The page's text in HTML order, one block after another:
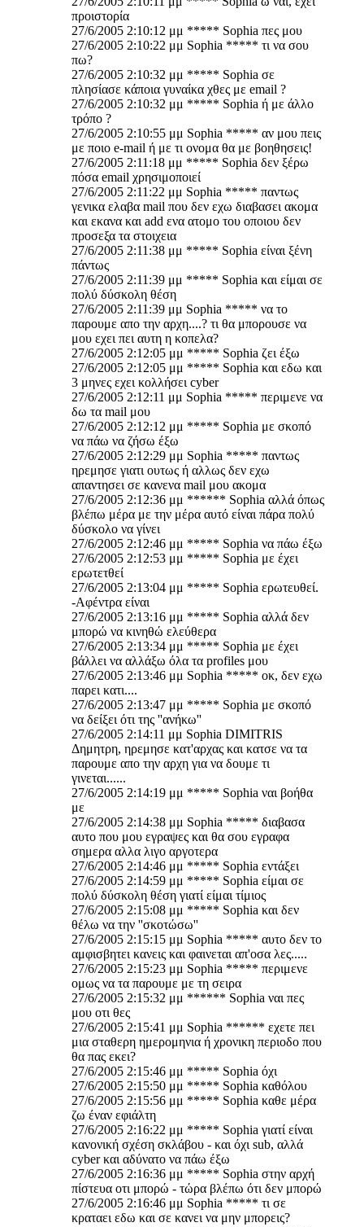
προιστορία
27/6/2005 2:10:12 μμ ***** Sophia πες μου
27/6/2005 2:10:22 μμ Sophia ***** τι να σου
πω?
27/6/2005 2:10:32 μμ ***** Sophia σε
πλησίασε κάποια γυναίκα χθες με email ?
27/6/2005 2:10:32 μμ ***** Sophia ή με άλλο
τρόπο ?
27/6/2005 2:10:55 μμ Sophia ***** αν μου πεις
με ποιο e-mail ή με τι ονομα θα με βοηθησεις!
27/6/2005 2:11:18 μμ ***** Sophia δεν ξέρω
πόσα email χρησιμοποιεί
27/6/2005 2:11:22 μμ Sophia ***** παντως
γενικα ελαβα mail που δεν εχω διαβασει ακομα
και εκανα και add ενα ατομο του οποιου δεν
προσεξα τα στοιχεια
27/6/2005 2:11:38 μμ ***** Sophia είναι ξένη
πάντως
27/6/2005 2:11:39 μμ ***** Sophia και είμαι σε
πολύ δύσκολη θέση
27/6/2005 2:11:39 μμ Sophia ***** να το
παρουμε απο την αρχη....? τι θα μπορουσε να
μου εχει πει αυτη η κοπελα?
27/6/2005 2:12:05 μμ ***** Sophia ζει έξω
27/6/2005 2:12:05 μμ ***** Sophia και εδω και
3 μηνες εχει κολλήσει cyber
27/6/2005 2:12:11 μμ Sophia ***** περιμενε να
δω τα mail μου
27/6/2005 2:12:12 μμ ***** Sophia με σκοπό
να πάω να ζήσω έξω
27/6/2005 2:12:29 μμ Sophia ***** παντως
ηρεμησε γιατι ουτως ή αλλως δεν εχω
απαντησει σε κανενα mail μου ακομα
27/6/2005 2:12:36 μμ ****** Sophia αλλά όπως
βλέπω μέρα με την μέρα αυτό είναι πάρα πολύ
δύσκολο να γίνει
27/6/2005 2:12:46 μμ ***** Sophia να πάω έξω
27/6/2005 2:12:53 μμ ***** Sophia με έχει
ερωτετθεί
27/6/2005 2:13:04 μμ ***** Sophia ερωτευθεί.
-Αφέντρα είναι
27/6/2005 2:13:16 μμ ***** Sophia αλλά δεν
μπορώ να κινηθώ ελεύθερα
27/6/2005 2:13:34 μμ ***** Sophia με έχει
βάλλει να αλλάξω όλα τα profiles μου
27/6/2005 2:13:46 μμ Sophia ***** οκ, δεν εχω
παρει κατι....
27/6/2005 2:13:47 μμ ***** Sophia με σκοπό
να δείξει ότι της ''ανήκω''
27/6/2005 2:14:11 μμ Sophia DIMITRIS
Δημητρη, ηρεμησε κατ'αρχας και κατσε να τα
παρουμε απο την αρχη για να δουμε τι
γινεται......
27/6/2005 2:14:19 μμ ***** Sophia ναι βοήθα
με
27/6/2005 2:14:38 μμ Sophia ***** διαβασα
αυτο που μου εγραψες και θα σου εγραφα
σημερα αλλα λιγο αργοτερα
27/6/2005 2:14:46 μμ ***** Sophia εντάξει
27/6/2005 2:14:59 μμ ***** Sophia είμαι σε
πολύ δύσκολη θέση γιατί είμαι τίμιος
27/6/2005 2:15:08 μμ ***** Sophia και δεν
θέλω να την ''σκοτώσω''
27/6/2005 2:15:15 μμ Sophia ***** αυτο δεν το
αμφισβητει κανεις και φαινεται απ'οσα λες.....
27/6/2005 2:15:23 μμ Sophia ***** περιμενε
ομως να τα παρουμε με τη σειρα
27/6/2005 2:15:32 μμ ****** Sophia ναι πες
μου οτι θες
27/6/2005 2:15:41 μμ Sophia ****** εχετε πει
μια σταθερη ημερομηνια ή χρονικη περιοδο που
θα πας εκει?
27/6/2005 2:15:46 μμ ***** Sophia όχι
27/6/2005 2:15:50 μμ ***** Sophia καθόλου
27/6/2005 2:15:56 μμ ***** Sophia καθε μέρα
ζω έναν εφιάλτη
27/6/2005 2:16:22 μμ ***** Sophia γιατί είναι
κανονική σχέση σκλάβου - και όχι sub, αλλά
cyber και αδύνατο να πάω έξω
27/6/2005 2:16:36 μμ ***** Sophia στην αρχή
πίστευα οτι μπορώ - τώρα βλέπω ότι δεν μπορώ
27/6/2005 2:16:46 μμ Sophia ***** τι σε
κραταει εδω και σε κανει να μην μπορεις?